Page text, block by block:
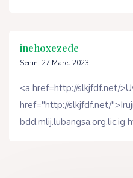
inehoxezede
Senin, 27 Maret 2023
<a href=http://slkjfdf.net/
href="http://slkjfdf.net/
bdd.mlij.lubangsa.org.lic.ig